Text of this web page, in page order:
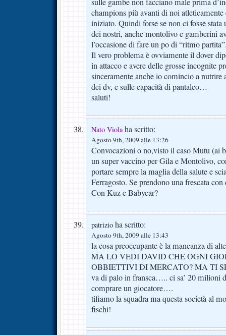
champions più avanti di noi
iniziato. Quindi forse se non ci fosse
dei nostri, anche montolivo e gamberini
l’occasione di fare un po di “ritmo
Il vero problema è ovviamente il dover
in attacco e avere delle grosse incognite
sinceramente anche io comincio a
dei dv, e sulle capacità di pantaleo…
saluti!
Nato Violaha scritto:
Agosto 9th, 2009 alle 13:26
Convocazioni o no,visto il caso Mutu (ai
un super vaccino per Gila e Montolivo,
portare sempre la maglia della salute e
Ferragosto. Se prendono una frescata
Con Kuz e Babycar?
patrizio ha scritto:
Agosto 9th, 2009 alle 13:43
la cosa preoccupante è la mancanza di
MA LO VEDI DAVID CHE OGNI
OBBIETTIVI DI MERCATO? MA TI
va di palo in fransca….. ci sa’ 20 milioni
comprare un giocatore….
tifiamo la squadra ma questa società al
fischi!